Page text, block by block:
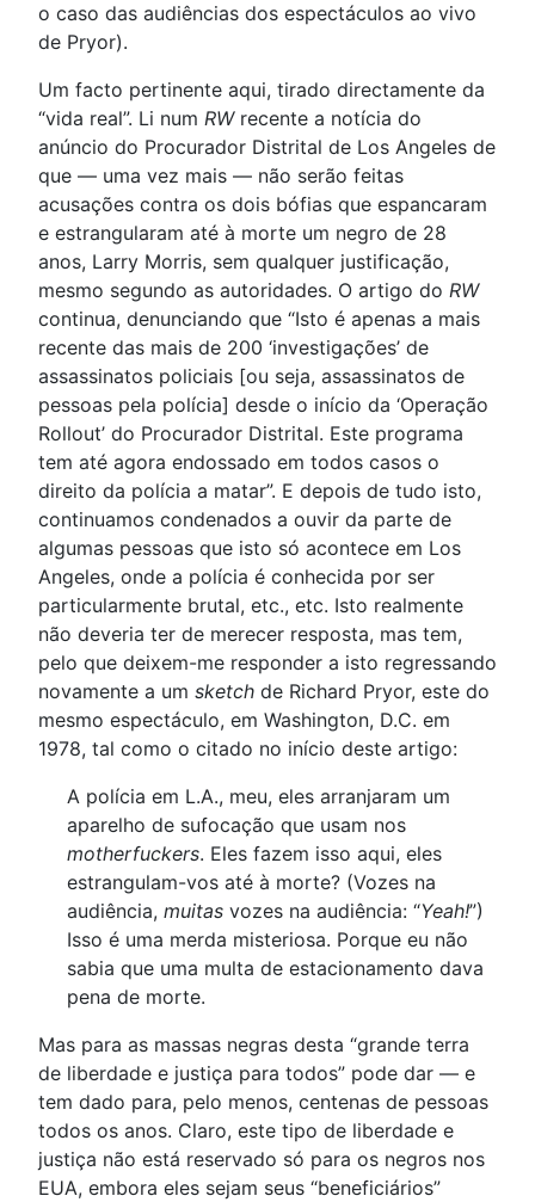
o caso das audiências dos espectáculos ao vivo
de Pryor).
Um facto pertinente aqui, tirado directamente da
“vida real”. Li num RWrecente a notícia do
anúncio do Procurador Distrital de Los Angeles de
que — uma vez mais — não serão feitas
acusações contra os dois bófias que espancaram
e estrangularam até à morte um negro de 28
anos, Larry Morris, sem qualquer justificação,
mesmo segundo as autoridades. O artigo do RW
continua, denunciando que “Isto é apenas a mais
recente das mais de 200 ‘investigações’ de
assassinatos policiais [ou seja, assassinatos de
pessoas pela polícia] desde o início da ‘Operação
Rollout’ do Procurador Distrital. Este programa
tem até agora endossado em todos casos o
direito da polícia a matar”. E depois de tudo isto,
continuamos condenados a ouvir da parte de
algumas pessoas que isto só acontece em Los
Angeles, onde a polícia é conhecida por ser
particularmente brutal, etc., etc. Isto realmente
não deveria ter de merecer resposta, mas tem,
pelo que deixem-me responder a isto regressando
novamente a um sketch de Richard Pryor, este do
mesmo espectáculo, em Washington, D.C. em
1978, tal como o citado no início deste artigo:
A polícia em L.A., meu, eles arranjaram um
aparelho de sufocação que usam nos
motherfuckers. Eles fazem isso aqui, eles
estrangulam-vos até à morte? (Vozes na
audiência, muitas vozes na audiência: “Yeah!”)
Isso é uma merda misteriosa. Porque eu não
sabia que uma multa de estacionamento dava
pena de morte.
Mas para as massas negras desta “grande terra
de liberdade e justiça para todos” pode dar — e
tem dado para, pelo menos, centenas de pessoas
todos os anos. Claro, este tipo de liberdade e
justiça não está reservado só para os negros nos
EUA, embora eles sejam seus “beneficiários”